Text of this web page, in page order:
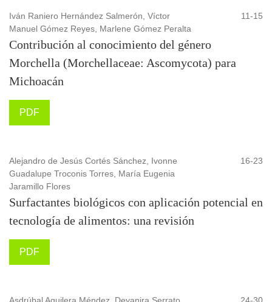
Iván Raniero Hernández Salmerón, Víctor
Manuel Gómez Reyes, Marlene Gómez Peralta
11-15
Contribución al conocimiento del género
Morchella (Morchellaceae: Ascomycota) para
Michoacán
PDF
Alejandro de Jesús Cortés Sánchez, Ivonne
Guadalupe Troconis Torres, María Eugenia
Jaramillo Flores
16-23
Surfactantes biológicos con aplicación potencial en
tecnología de alimentos: una revisión
PDF